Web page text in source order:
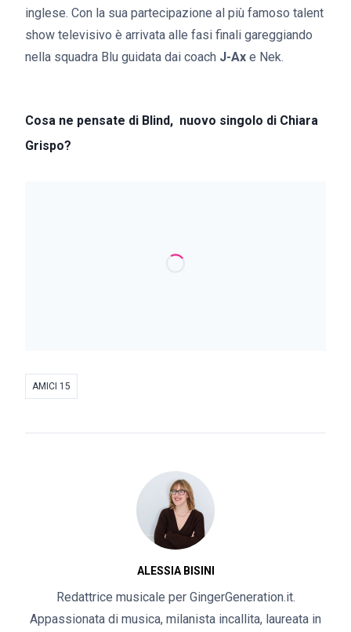
inglese. Con la sua partecipazione al più famoso talent
show televisivo è arrivata alle fasi finali gareggiando
nella squadra Blu guidata dai coach J-Ax e Nek.
Cosa ne pensate di Blind, nuovo singolo di Chiara
Grispo?
AMICI 15
ALESSIA BISINI
Redattrice musicale per GingerGeneration.it.
Appassionata di musica, milanista incallita, laureata in